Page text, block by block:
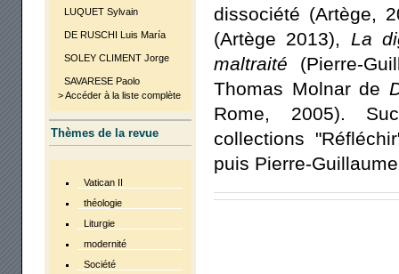
LUQUET Sylvain
DE RUSCHI Luis María
SOLEY CLIMENT Jorge
SAVARESE Paolo
> Accéder à la liste complète
Thèmes de la revue
Vatican II
théologie
Liturgie
modernité
Société
dissociété (Artège,
(Artège 2013), La
maltraité (Pierre-
Thomas Molnar de
Rome, 2005).
collections
puis Pierre-